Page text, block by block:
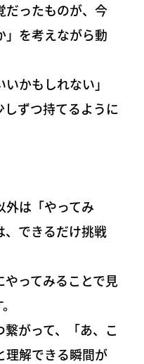
だったものが、今
」を考えながら動
かもしれない」
しずつ持てるように
外は「やってみ
、できるだけ挑戦
ってみることで見
がって、「あ、こ
理解できる瞬間が